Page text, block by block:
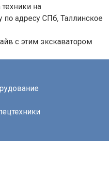
на
адресу СПб, Таллинское
с этим экскаватором